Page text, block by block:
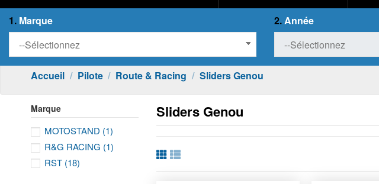
1. Marque 2.Année
Accueil Pilote Route & Racing Sliders Genou
Sliders Genou
Marque
MOTOSTAND (1)
R&G RACING (1)
RST (18)